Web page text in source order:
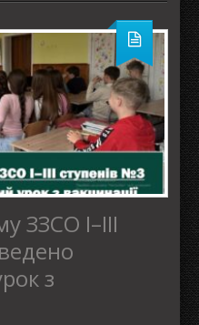
ЗЗСО І–ІІІ
з